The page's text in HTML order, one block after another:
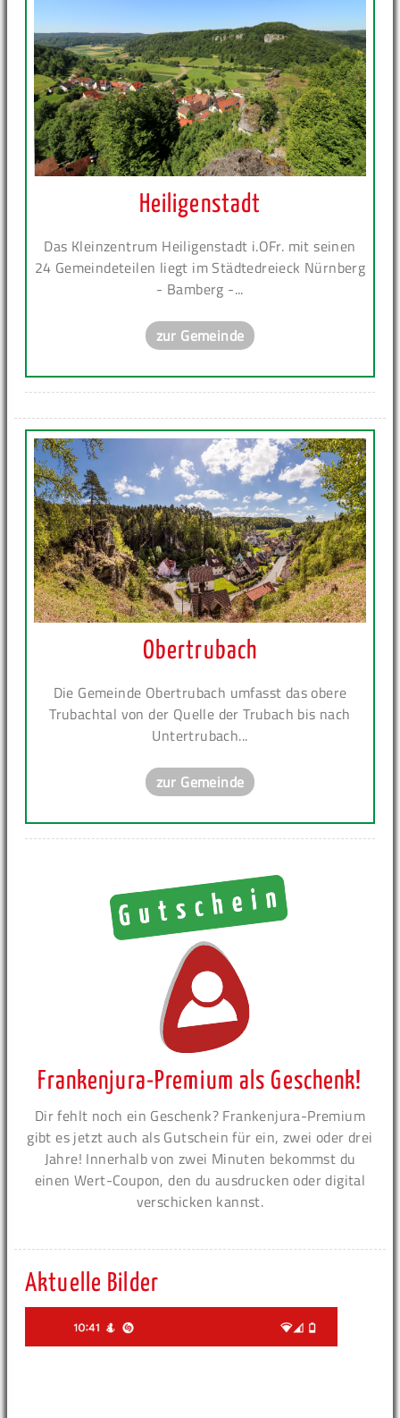
Heiligenstadt
Das Kleinzentrum Heiligenstadt i.OFr. mit seinen
24 Gemeindeteilen liegt im Städtedreieck Nürnberg
- Bamberg -...
zur Gemeinde
Obertrubach
Die Gemeinde Obertrubach umfasst das obere
Trubachtal von der Quelle der Trubach bis nach
Untertrubach...
zur Gemeinde
Frankenjura-Premium als Geschenk!
Dir fehlt noch ein Geschenk? Frankenjura-Premium
gibt es jetzt auch als Gutschein für ein, zwei oder drei
Jahre! Innerhalb von zwei Minuten bekommst du
einen Wert-Coupon, den du ausdrucken oder digital
verschicken kannst.
Aktuelle Bilder